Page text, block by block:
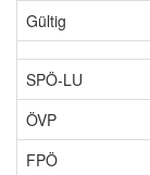
Gültig
SPÖ-LU
ÖVP
FPÖ